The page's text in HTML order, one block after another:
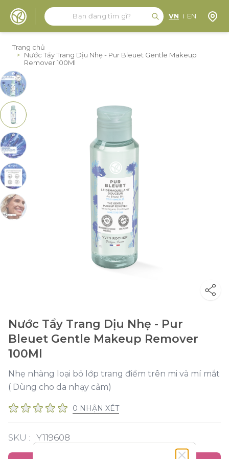
Tìm kiếm
Tìm kiếm
VN EN Định
Trang chủ
> Nước Tẩy Trang Dịu Nhẹ - Pur Bleuet Gentle Makeup
Remover 100Ml
Nước Tẩy Trang Dịu Nhẹ - Pur
Bleuet Gentle Makeup Remover
100Ml
Nhẹ nhàng loại bỏ lớp trang điểm trên mi và mí mắt
( Dùng cho da nhạy cảm)
0 NHẬN XÉT
SKU : Y119608